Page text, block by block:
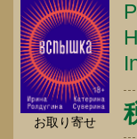
お取り寄せ